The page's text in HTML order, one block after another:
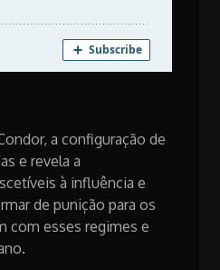
a configuração de
e revela a
à influência e
de punição para os
com esses regimes e